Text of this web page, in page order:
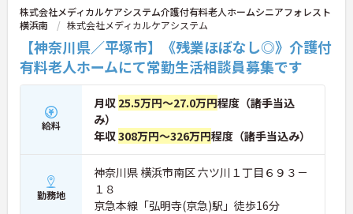
株式会社メディカルケアシステム介護付有料老人ホームシニアフォレスト
横浜南
株式会社メディカルケアシステム
【神奈川県／平塚市】《残業ほぼなし◎》介護付
有料老人ホームにて常勤生活相談員募集です
給料
月収 25.5万円～27.0万円程度（諸手当込
み）
年収308万円～326万円程度（諸手当込み）
勤務地
神奈川県 横浜市南区 六ツ川１丁目６９３－
１８
京急本線「弘明寺(京急)駅」徒歩16分